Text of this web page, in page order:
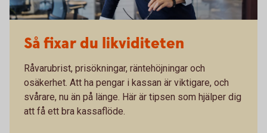
Så fixar du likviditeten
Råvarubrist, prisökningar, räntehöjningar och
osäkerhet. Att ha pengar i kassan är viktigare, och
svårare, nu än på länge. Här är tipsen som hjälper dig
att få ett bra kassaflöde.